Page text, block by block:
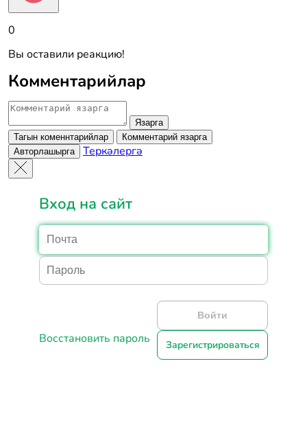
0
Вы оставили реакцию!
Комментарийлар
Язарга
Тагын коменнтарийлар
Комментарий язарга
Авторлашырга
Теркәлергә
Вход на сайт
Войти
Восстановить пароль Зарегистрироваться